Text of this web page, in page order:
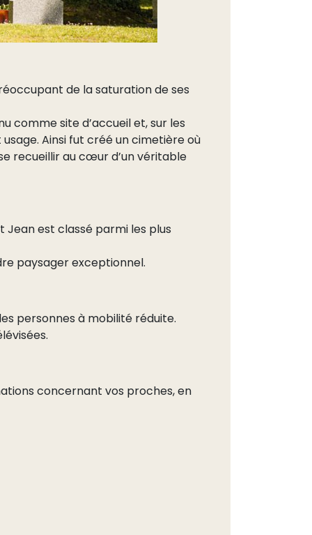
de la saturation de ses
comme site d’accueil et, sur les
Ainsi fut créé un cimetière où
recueillir au cœur d’un véritable
Jean est classé parmi les plus
paysager exceptionnel.
personnes à mobilité réduite.
concernant vos proches, en